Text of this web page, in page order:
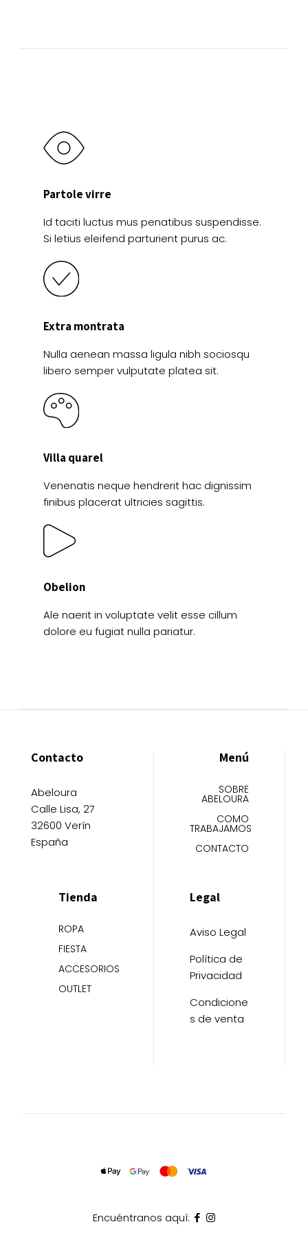
de
en
Partole virre
Id taciti luctus mus penatibus suspendisse.
Si letius eleifend parturient purus ac.
Extra montrata
Nulla aenean massa ligula nibh sociosqu
libero semper vulputate platea sit.
Villa quarel
Venenatis neque hendrerit hac dignissim
finibus placerat ultricies sagittis.
Obelion
Ale naerit in voluptate velit esse cillum
dolore eu fugiat nulla pariatur.
Contacto
Abeloura
Calle Lisa, 27
32600 Verín
España
Menú
SOBRE
ABELOURA
COMO
TRABAJAMOS
CONTACTO
Tienda
ROPA
FIESTA
ACCESORIOS
OUTLET
Legal
Aviso Legal
Política de
Privacidad
Condicione
s de venta
Encuéntranos aquí: